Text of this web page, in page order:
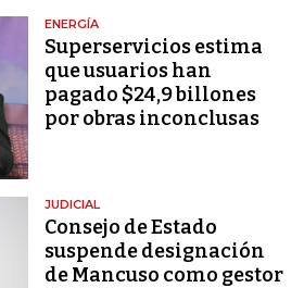
ENERGÍA
Superservicios estima
que usuarios han
pagado $24,9 billones
por obras inconclusas
JUDICIAL
Consejo de Estado
suspende designación
de Mancuso como gestor